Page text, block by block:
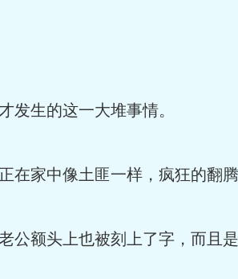
发生的这一大堆事情。
家中像土匪一样，疯狂的翻
公额头上也被刻上了字，而且